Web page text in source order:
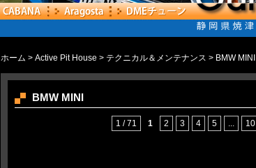
ホーム > Active Pit House > テクニカル＆メンテナンス > BMW MINI
BMW MINI
1 / 71 1 2 3 4 5 ... 10